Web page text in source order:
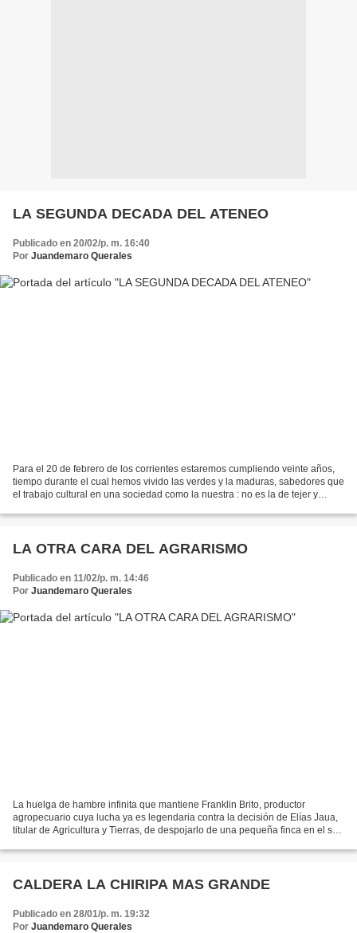
LA SEGUNDA DECADA DEL ATENEO
Publicado en 20/02/p. m. 16:40
Por Juandemaro Querales
Para el 20 de febrero de los corrientes estaremos cumpliendo veinte años,
tiempo durante el cual hemos vivido las verdes y la maduras, sabedores que
el trabajo cultural en una sociedad como la nuestra : no es la de tejer y
LA OTRA CARA DEL AGRARISMO
Publicado en 11/02/p. m. 14:46
Por Juandemaro Querales
La huelga de hambre infinita que mantiene Franklin Brito, productor
agropecuario cuya lucha ya es legendaria contra la decisión de Elías Jaua,
titular de Agricultura y Tierras, de despojarlo de una pequeña finca en el sur
CALDERA LA CHIRIPA MAS GRANDE
Publicado en 28/01/p. m. 19:32
Por Juandemaro Querales